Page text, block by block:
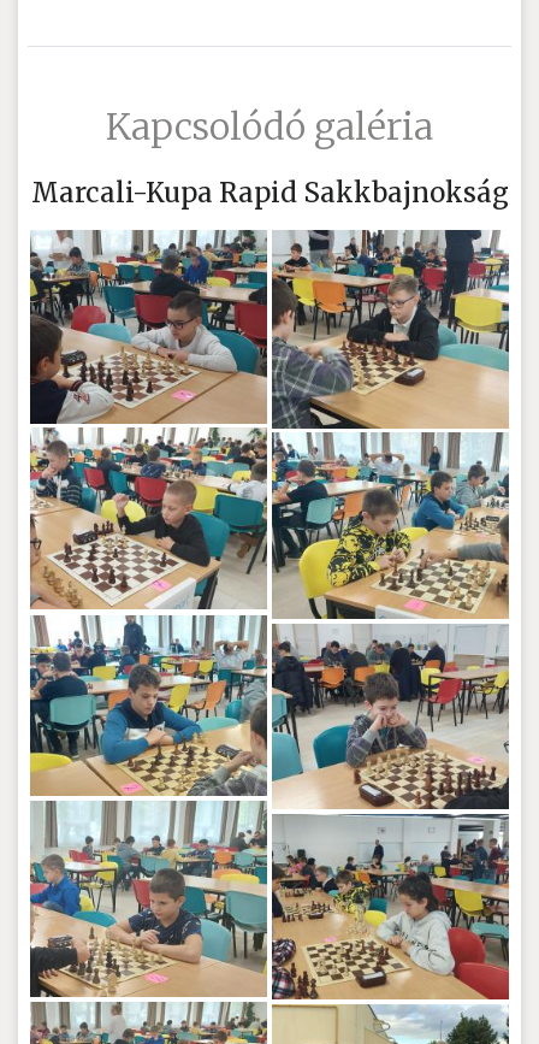
Kapcsolódó galéria
Marcali-Kupa Rapid Sakkbajnokság